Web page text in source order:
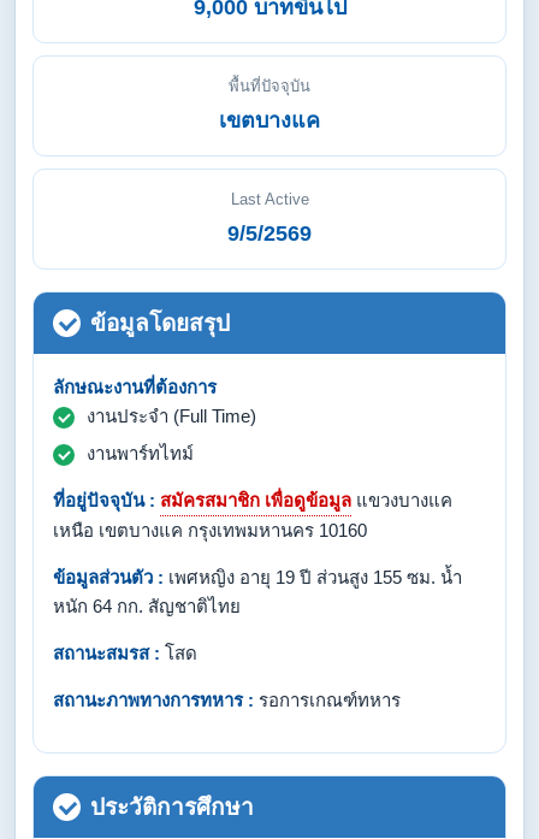
9,000 บาทขึ้นไป
พื้นที่ปัจจุบัน
เขตบางแค
Last Active
9/5/2569
ข้อมูลโดยสรุป
ลักษณะงานที่ต้องการ
งานประจำ (Full Time)
งานพาร์ทไทม์
ที่อยู่ปัจจุบัน : สมัครสมาชิก เพื่อดูข้อมูล แขวงบางแค
เหนือ เขตบางแค กรุงเทพมหานคร 10160
ข้อมูลส่วนตัว : เพศหญิง อายุ 19 ปี ส่วนสูง 155 ซม. น้ำ
หนัก 64 กก. สัญชาติไทย
สถานะสมรส : โสด
สถานะภาพทางการทหาร : รอการเกณฑ์ทหาร
ประวัติการศึกษา